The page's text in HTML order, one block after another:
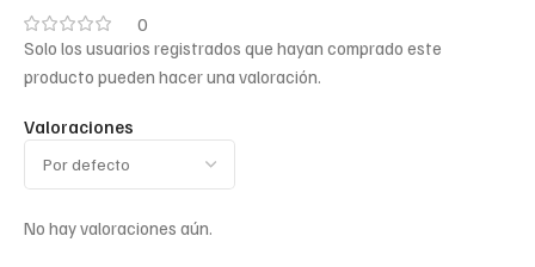
0
Valoraciones
No hay valoraciones aún.
Solo los usuarios registrados que hayan comprado este
producto pueden hacer una valoración.